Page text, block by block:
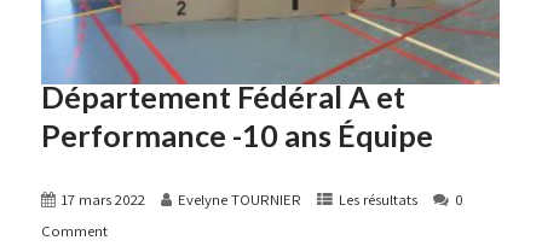
Département Fédéral A et
Performance -10 ans Équipe
17 mars 2022 Evelyne TOURNIER Les résultats
0
Comment